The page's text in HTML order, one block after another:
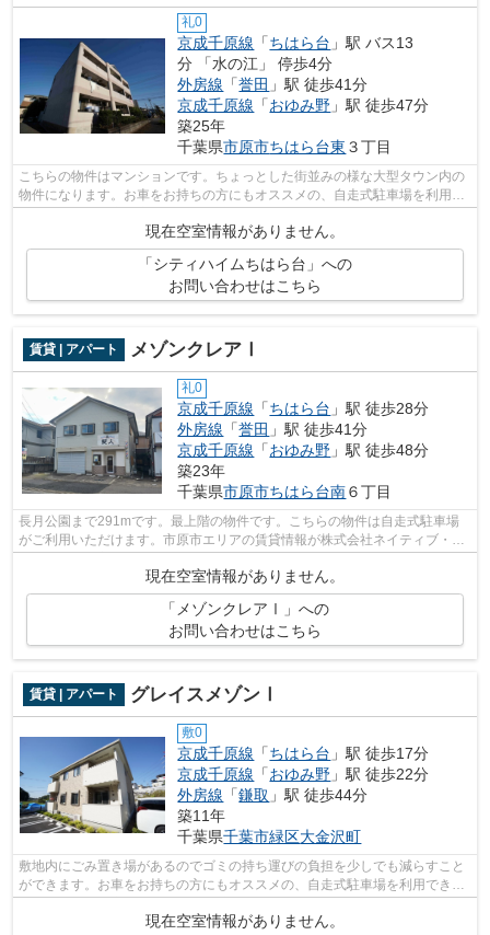
礼0
京成千原線 「ちはら台 」駅 バス13
分 「水の江」 停歩4分
外房線 「誉田 」駅 徒歩41分
京成千原線 「おゆみ野 」駅 徒歩47分
築25年
千葉県市原市ちはら台東 ３丁目
こちらの物件はマンションです。ちょっとした街並みの様な大型タウン内の
物件になります。お車をお持ちの方にもオススメの、自走式駐車場を利用で
現在空室情報がありません。
「シティハイムちはら台」への
お問い合わせはこちら
賃貸 | アパート メゾンクレアⅠ
礼0
京成千原線 「ちはら台 」駅 徒歩28分
外房線 「誉田 」駅 徒歩41分
京成千原線 「おゆみ野 」駅 徒歩48分
築23年
千葉県市原市ちはら台南６丁目
長月公園まで291mです。最上階の物件です。こちらの物件は自走式駐車場
がご利用いただけます。市原市エリアの賃貸情報が株式会社ネイティブ・ト
現在空室情報がありません。
「メゾンクレアⅠ」への
お問い合わせはこちら
賃貸 | アパート グレイスメゾンⅠ
敷0
京成千原線 「ちはら台 」駅 徒歩17分
京成千原線 「おゆみ野 」駅 徒歩22分
外房線 「鎌取 」駅 徒歩44分
築11年
千葉県千葉市緑区大金沢町
敷地内にごみ置き場があるのでゴミの持ち運びの負担を少しでも減らすこと
ができます。お車をお持ちの方にもオススメの、自走式駐車場を利用できる
物件です。千葉市緑区エリアの賃貸情...
現在空室情報がありません。